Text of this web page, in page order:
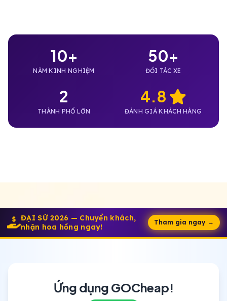
10+
NĂM KINH NGHIỆM
50+
ĐỐI TÁC XE
2
THÀNH PHỐ LỚN
4.8
ĐÁNH GIÁ KHÁCH HÀNG
ĐẠI SỨ 2026 — Chuyển khách,
nhận hoa hồng ngay!
Tham gia ngay →
Ứng dụng GOCheap!